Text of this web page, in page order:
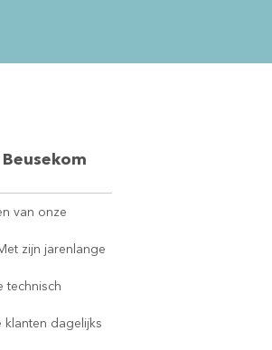
Beusekom
van onze
zijn jarenlange
technisch
klanten dagelijks